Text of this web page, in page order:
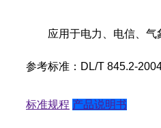
应用于电力、电信、气象
参考标准：DL/T 845.2-
标准规程 产品说明书